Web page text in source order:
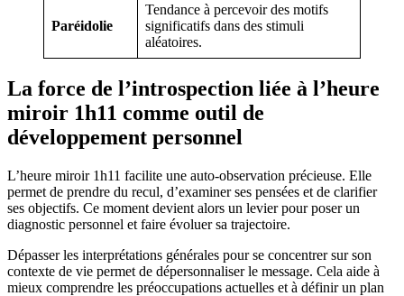
Paréidolie
Tendance à percevoir des motifs
significatifs dans des stimuli
aléatoires.
La force de l’introspection liée à l’heure
miroir 1h11 comme outil de
développement personnel
L’heure miroir 1h11 facilite une auto-observation précieuse. Elle
permet de prendre du recul, d’examiner ses pensées et de clarifier
ses objectifs. Ce moment devient alors un levier pour poser un
diagnostic personnel et faire évoluer sa trajectoire.
Dépasser les interprétations générales pour se concentrer sur son
contexte de vie permet de dépersonnaliser le message. Cela aide à
mieux comprendre les préoccupations actuelles et à définir un plan